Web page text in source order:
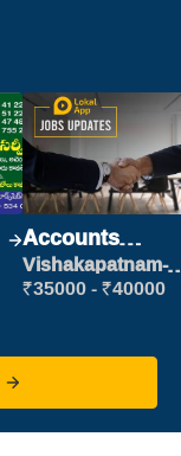
Accounts
Clerk
Vishakapatnam-
new
₹35000 - ₹40000